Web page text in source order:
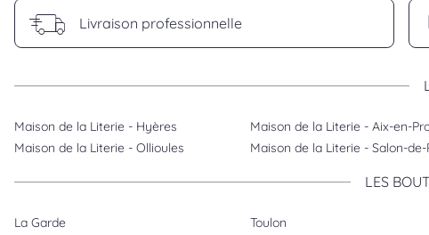
Livraison professionnelle
Maison de la Literie - Hyères
Maison de la Literie - Ollioules
Maison de la Literie - Aix-en-
Maison de la Literie - Salon-de-
LES
La Garde
Toulon